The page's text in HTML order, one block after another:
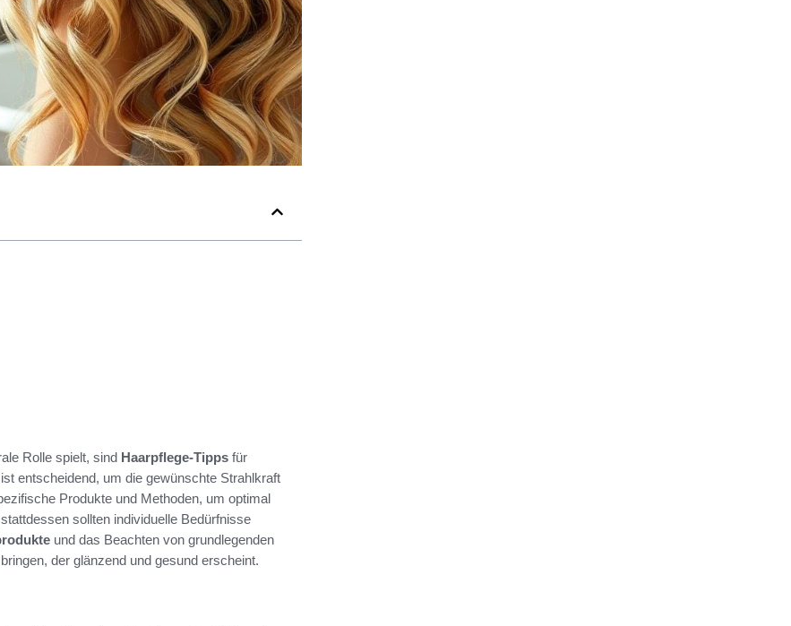
Rolle spielt, sind Haarpflege-Tipps für
entscheidend, um die gewünschte Strahlkraft
Produkte und Methoden, um optimal
sollten individuelle Bedürfnisse
und das Beachten von grundlegenden
der glänzend und gesund erscheint.